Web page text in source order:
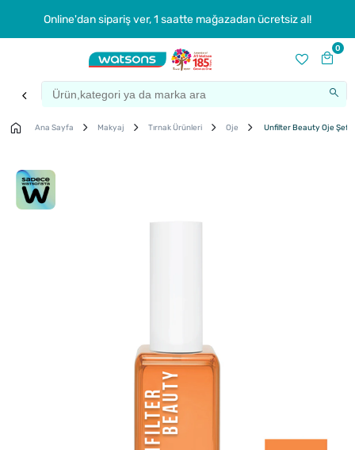
Online'dan sipariş ver, 1 saatte mağazadan ücretsiz al!
0
Ana Sayfa Makyaj Tırnak Ürünleri Oje Unfilter Beauty Oje